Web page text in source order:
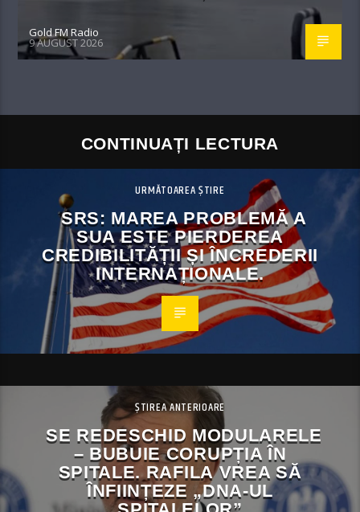
Gold FM Radio
9 AUGUST 2026
CONTINUAȚI LECTURA
URMĂTOAREA ȘTIRE
SRS: MAREA PROBLEMĂ A
SUA ESTE PIERDEREA
CREDIBILITĂȚII ȘI ÎNCREDERII
INTERNAȚIONALE.
ȘTIREA ANTERIOARE
SE REDESCHID MODULARELE
– BUBUIE CORUPȚIA ÎN
SPITALE. RAFILA VREA SĂ
ÎNFIINȚEZE „DNA-UL